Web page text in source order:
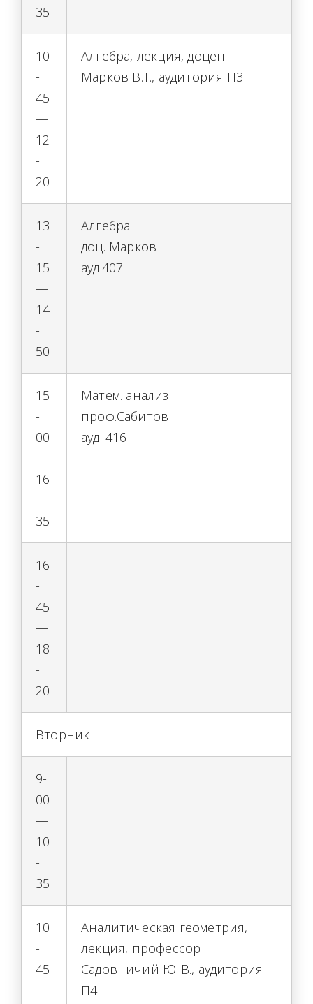
35
10
-
45
—
12
-
20
Алгебра, лекция, доцент
Марков В.Т., аудитория П3
13
-
15
—
14
-
50
Алгебра
доц. Марков
ауд.407
15
-
00
—
16
-
35
Матем. анализ
проф.Сабитов
ауд. 416
16
-
45
—
18
-
20
Вторник
9-
00
—
10
-
35
10
-
45
—
Аналитическая геометрия,
лекция, профессор
Садовничий Ю..В., аудитория
П4